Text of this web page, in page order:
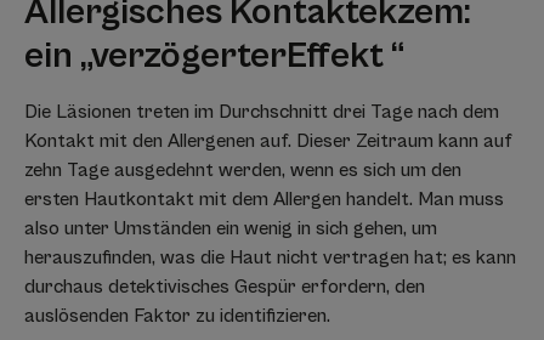
Allergisches Kontaktekzem:
ein „verzögerterEffekt “
Die Läsionen treten im Durchschnitt drei Tage nach dem
Kontakt mit den Allergenen auf. Dieser Zeitraum kann auf
zehn Tage ausgedehnt werden, wenn es sich um den
ersten Hautkontakt mit dem Allergen handelt. Man muss
also unter Umständen ein wenig in sich gehen, um
herauszufinden, was die Haut nicht vertragen hat; es kann
durchaus detektivisches Gespür erfordern, den
auslösenden Faktor zu identifizieren.